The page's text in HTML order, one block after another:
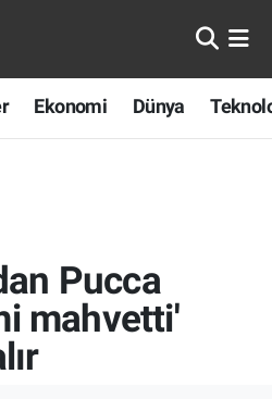
Ekonomi Dünya
Pucca
mahvetti'
ve Fikstür